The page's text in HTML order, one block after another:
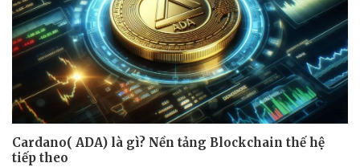
Cardano( ADA) là gì? Nền tảng Blockchain thế hệ
tiếp theo